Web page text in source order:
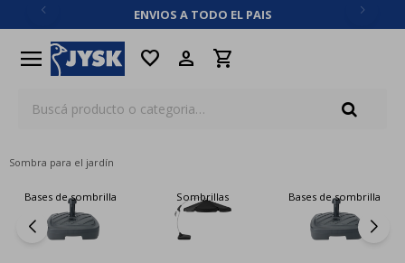
ENVIOS A TODO EL PAIS
menu favorite
Sombra para el jardín
Bases de sombrilla Sombrillas Bases de sombrilla
close